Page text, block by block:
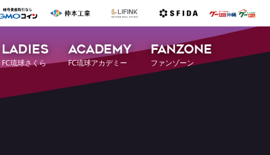
LADIES
FC琉球さくら
ACADEMY
FC琉球アカデミー
FANZONE
ファンゾーン